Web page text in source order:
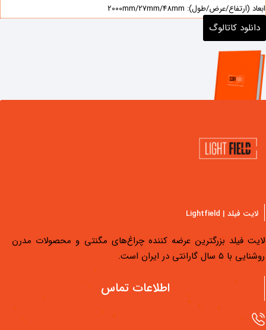
ابعاد (ارتفاع/عرض/طول): ‌2000mm/27mm/48mm
دانلود کاتالوگ
لایت فیلد | Lightfield
لایت فیلد بزرگترین عرضه کننده چراغ‌های مگنتی و محصولات مدرن
روشنایی با 5 سال گارانتی در ایران است.
اطلاعات تماس